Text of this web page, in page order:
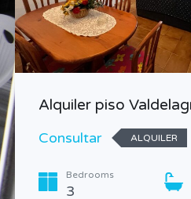
Alquiler piso
Consultar
ALQUILER
Bedrooms
3